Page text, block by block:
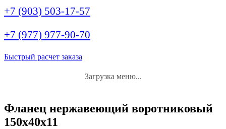
+7 (903) 503-17-57
+7 (977) 977-90-70
Быстрый расчет заказа
Загрузка меню...
Фланец нержавеющий воротниковый
150x40x11